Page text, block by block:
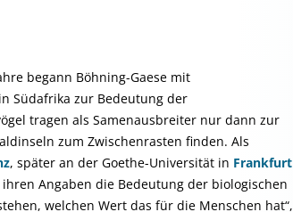
begann Böhning-Gaese mit
Südafrika zur Bedeutung der
tragen als Samenausbreiter nur dann zur
zum Zwischenrasten finden. Als
, später an der Goethe-Universität in Frankfurt
Angaben die Bedeutung der biologischen
welchen Wert das für die Menschen hat“,